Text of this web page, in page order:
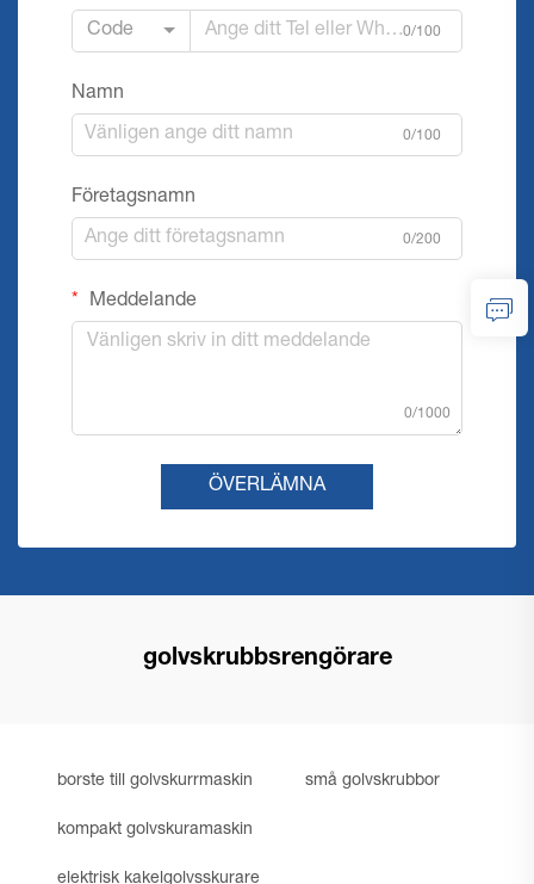
Code 0/100
Namn
0/100
Företagsnamn
0/200
Meddelande
0/1000
ÖVERLÄMNA
golvskrubbsrengörare
borste till golvskurrmaskin små golvskrubbor
kompakt golvskuramaskin
elektrisk kakelgolvsskurare